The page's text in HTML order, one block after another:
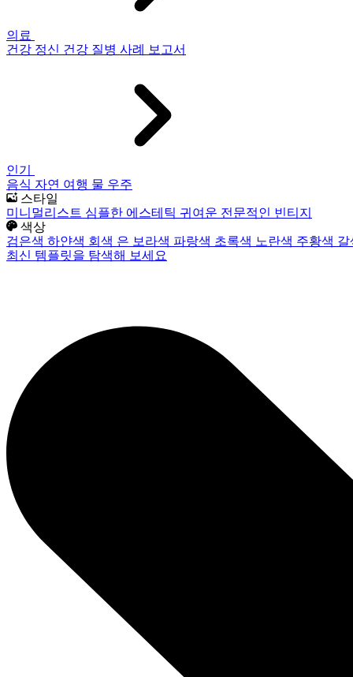
의료
건강 정신 건강 질병 사례 보고서
인기
음식 자연 여행 물 우주
스타일
미니멀리스트 심플한 에스테틱 귀여운 전문적인 빈티지
색상
검은색 하얀색 회색 은 보라색 파랑색 초록색 노란색 주황색
최신 템플릿을 탐색해 보세요